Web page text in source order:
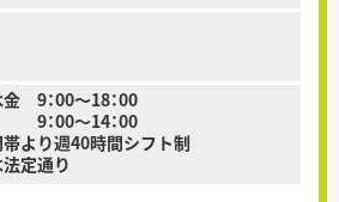
9：00～18：00
00～14：00
帯より週40時間シフト制
定通り